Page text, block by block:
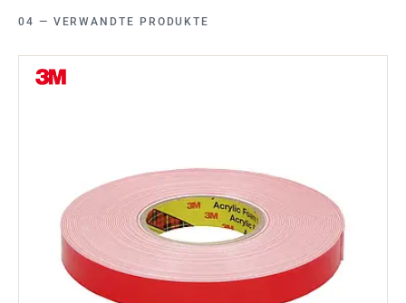
VERWANDTE PRODUKTE